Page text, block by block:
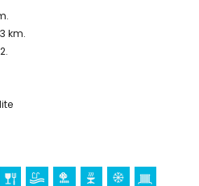
Blanca
Jávea), église (Virgen de Loreto,
de Viento, Jávea), monument
bâtiment architectural (Pueblo
(Pueblo de Jávea et
de l'hébergement)
château (Portal de la Vila et
km.